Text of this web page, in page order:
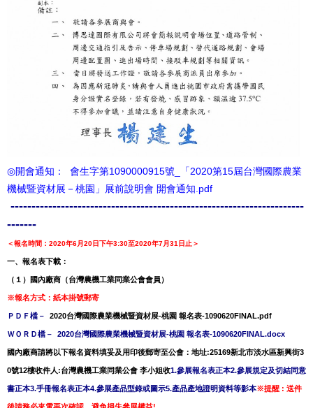
◎開會通知：
會生字第1090000915號_「2020第15屆台灣國際農業
機械暨資材展－桃園」展前說明會 開會通知.pdf
----------------------------------------------------------------------
-------
＜報名時間：2020年6月20日下午3:30至2020年7月31日止＞
一、報名表下載：
（１）國內廠商（台灣農機工業同業公會會員）
※報名方式：紙本掛號郵寄
ＰＤＦ檔－ 2020台灣國際農業機械暨資材展-桃園 報名表-1090620FINAL.pdf
ＷＯＲＤ檔－ 2020台灣國際農業機械暨資材展-桃園 報名表-1090620FINAL.docx
國內廠商請將以下報名資料填妥及用印後郵寄至公會： 地址:25169新北市淡水區新興街3
0號12樓收件人:台灣農機工業同業公會 李小姐收1.參展報名表正本2.參展規定及切結同意
書正本3.手冊報名表正本4.參展產品型錄或圖示5.產品產地證明資料等影本※提醒 : 送件